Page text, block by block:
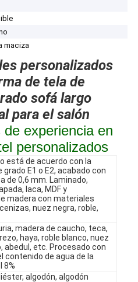
maciza
personalizados
de tela de
sofá largo
para el salón
experiencia en
personalizados
está de acuerdo con la
E1 o E2, acabado con
de 0,6 mm. Laminado,
laca, MDF y
madera con materiales
nuez negra, roble,
madera de caucho, teca,
haya, roble blanco, nuez
abedul, etc. Procesado con
contenido de agua de la
8%
algodón, algodón